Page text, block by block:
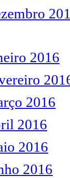
2016
2016
2016
2016
2016